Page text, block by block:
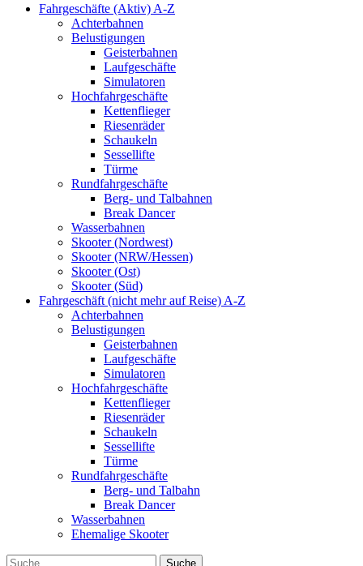
Fahrgeschäfte (Aktiv) A-Z
Achterbahnen
Belustigungen
Geisterbahnen
Laufgeschäfte
Simulatoren
Hochfahrgeschäfte
Kettenflieger
Riesenräder
Schaukeln
Sessellifte
Türme
Rundfahrgeschäfte
Berg- und Talbahnen
Break Dancer
Wasserbahnen
Skooter (Nordwest)
Skooter (NRW/Hessen)
Skooter (Ost)
Skooter (Süd)
Fahrgeschäft (nicht mehr auf Reise) A-Z
Achterbahnen
Belustigungen
Geisterbahnen
Laufgeschäfte
Simulatoren
Hochfahrgeschäfte
Kettenflieger
Riesenräder
Schaukeln
Sessellifte
Türme
Rundfahrgeschäfte
Berg- und Talbahn
Break Dancer
Wasserbahnen
Ehemalige Skooter